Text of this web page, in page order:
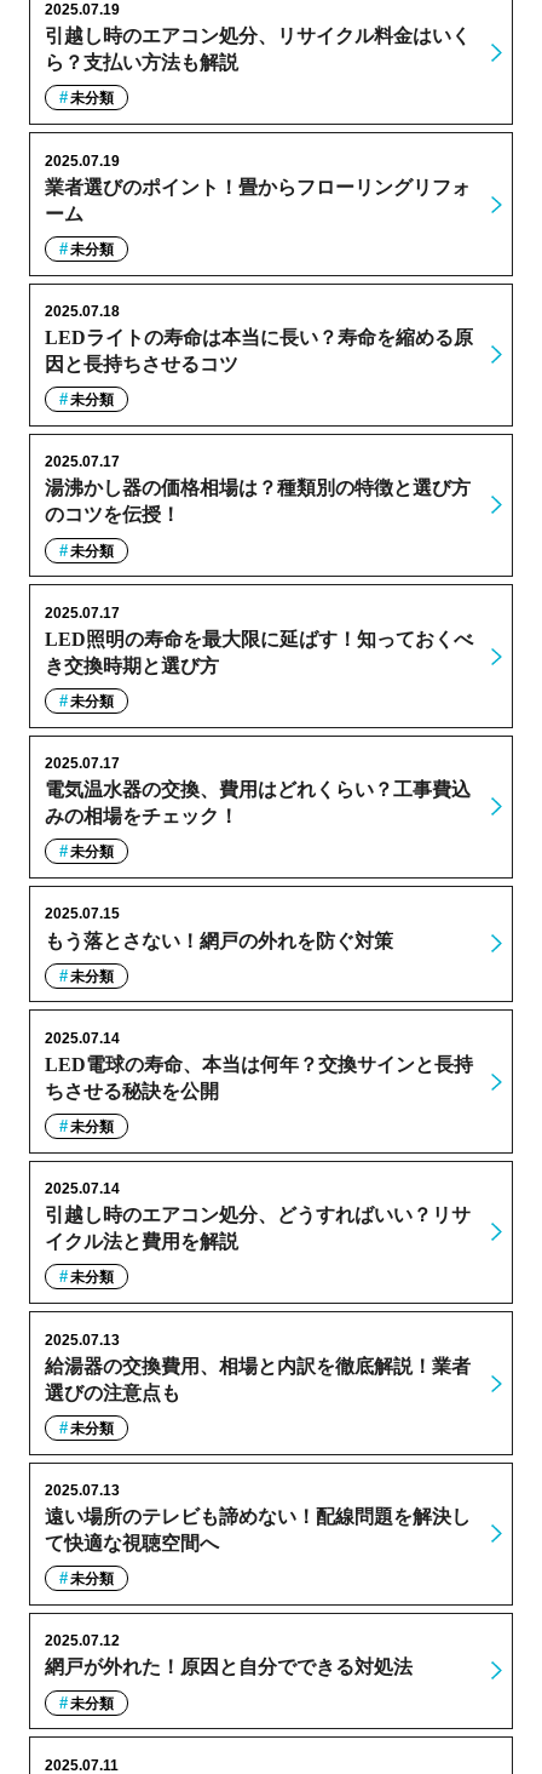
引越し時のエアコン処分、リサイクル料金はいく
ら？支払い方法も解説
2025.07.19
未分類
業者選びのポイント！畳からフローリングリフォ
ーム
2025.07.19
未分類
LEDライトの寿命は本当に長い？寿命を縮める原
因と長持ちさせるコツ
2025.07.18
未分類
湯沸かし器の価格相場は？種類別の特徴と選び方
のコツを伝授！
2025.07.17
未分類
LED照明の寿命を最大限に延ばす！知っておくべ
き交換時期と選び方
2025.07.17
未分類
電気温水器の交換、費用はどれくらい？工事費込
みの相場をチェック！
2025.07.17
未分類
もう落とさない！網戸の外れを防ぐ対策
2025.07.15
未分類
LED電球の寿命、本当は何年？交換サインと長持
ちさせる秘訣を公開
2025.07.14
未分類
引越し時のエアコン処分、どうすればいい？リサ
イクル法と費用を解説
2025.07.14
未分類
給湯器の交換費用、相場と内訳を徹底解説！業者
選びの注意点も
2025.07.13
未分類
遠い場所のテレビも諦めない！配線問題を解決し
て快適な視聴空間へ
2025.07.13
未分類
網戸が外れた！原因と自分でできる対処法
2025.07.12
未分類
2025.07.11